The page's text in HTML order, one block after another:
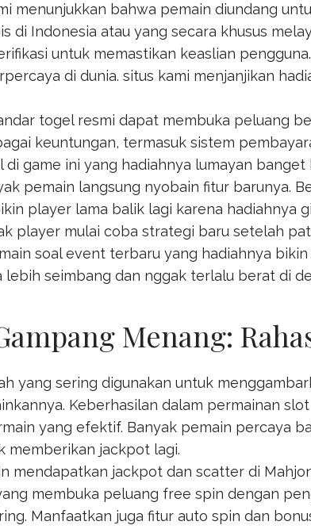
menunjukkan bahwa pemain diundang
di Indonesia atau yang secara khusus
untuk memastikan keaslian pengguna.
di dunia. situs kami menjanjikan
togel resmi dapat membuka peluang
keuntungan, termasuk sistem
di game ini yang hadiahnya lumayan
pemain langsung nyobain fitur barunya.
player lama balik lagi karena hadiahnya
player mulai coba strategi baru setelah
soal event terbaru yang hadiahnya
lebih seimbang dan nggak terlalu berat di
Menang:
yang sering digunakan untuk
Keberhasilan dalam permainan
yang efektif. Banyak pemain percaya
memberikan jackpot lagi.
mendapatkan jackpot dan scatter di
membuka peluang free spin dengan
Manfaatkan juga fitur auto spin dan